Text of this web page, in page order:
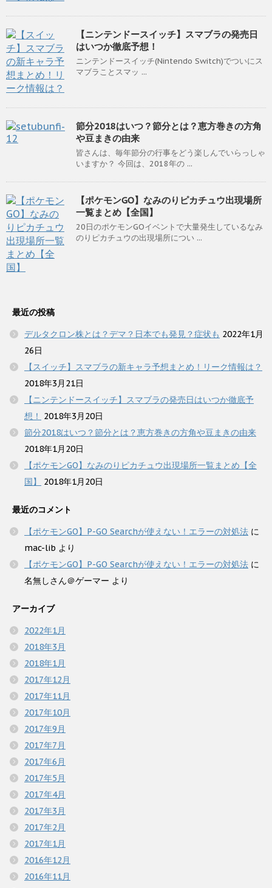
【ニンテンドースイッチ】スマブラの発売日
はいつか徹底予想！
ニンテンドースイッチ(Nintendo Switch)でついにス
マブラことスマッ ...
節分2018はいつ？節分とは？恵方巻きの方角
や豆まきの由来
皆さんは、毎年節分の行事をどう楽しんでいらっしゃ
いますか？ 今回は、2018年の ...
【ポケモンGO】なみのりピカチュウ出現場所
一覧まとめ【全国】
20日のポケモンGOイベントで大量発生しているなみ
のりピカチュウの出現場所につい ...
最近の投稿
デルタクロン株とは？デマ？日本でも発見？症状も 2022年1月
26日
【スイッチ】スマブラの新キャラ予想まとめ！リーク情報は？
2018年3月21日
【ニンテンドースイッチ】スマブラの発売日はいつか徹底予
想！
2018年3月20日
節分2018はいつ？節分とは？恵方巻きの方角や豆まきの由来
2018年1月20日
【ポケモンGO】なみのりピカチュウ出現場所一覧まとめ【全
国】
2018年1月20日
最近のコメント
【ポケモンGO】P-GO Searchが使えない！エラーの対処法 に
mac-lib より
【ポケモンGO】P-GO Searchが使えない！エラーの対処法 に
名無しさん＠ゲーマー より
アーカイブ
2022年1月
2018年3月
2018年1月
2017年12月
2017年11月
2017年10月
2017年9月
2017年7月
2017年6月
2017年5月
2017年4月
2017年3月
2017年2月
2017年1月
2016年12月
2016年11月